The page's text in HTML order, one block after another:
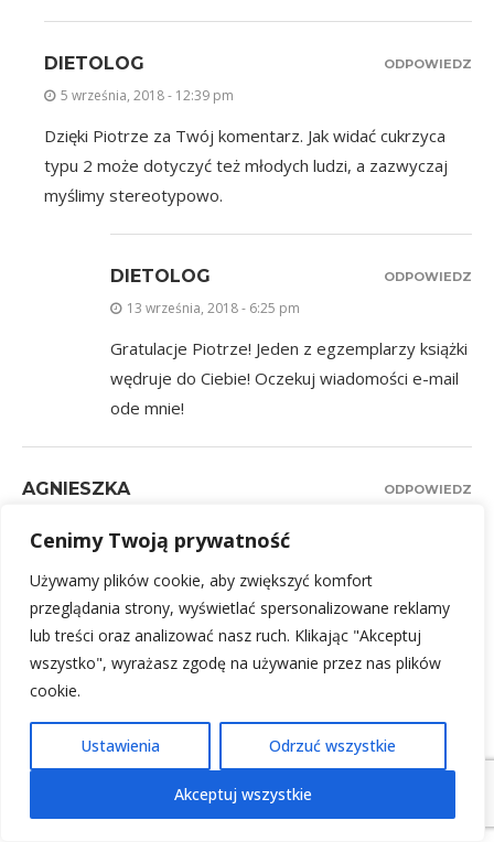
Cenimy Twoją prywatność
Używamy plików cookie, aby zwiększyć komfort
przeglądania strony, wyświetlać spersonalizowane reklamy
lub treści oraz analizować nasz ruch. Klikając "Akceptuj
wszystko", wyrażasz zgodę na używanie przez nas plików
cookie.
Ustawienia Odrzuć wszystkie
Akceptuj wszystkie
DIETOLOG
5 września, 2018 - 12:39 pm
Dzięki Piotrze za Twój komentarz. Jak widać cukrzyca
typu 2 może dotyczyć też młodych ludzi, a zazwyczaj
myślimy stereotypowo.
ODPOWIEDZ
DIETOLOG
13 września, 2018 - 6:25 pm
Gratulacje Piotrze! Jeden z egzemplarzy książki
wędruje do Ciebie! Oczekuj wiadomości e-mail
ode mnie!
ODPOWIEDZ
AGNIESZKA
przedcukrzycowy).
Zdobyte w kilka miesięcy kilkanaście kilogramów nie chce
łatwo odejść. Ciągły apetyt na podjadanie i słodycze musiał
się tak zakończyć…
cukrzycę (jak kilka osób w mojej rodzinie).
Trafiłam na pseudo dietetyczkę, która głodziła mnie przez
miesiąc jajkami i warzywami. Prawie nic nie schudłam, walka
ODPOWIEDZ